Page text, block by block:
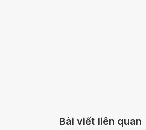
Bài viết liên quan